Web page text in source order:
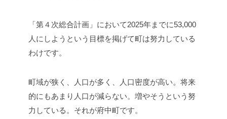
「第４次総合計画」において2025年までに53,000
人にしようという目標を掲げて町は努力している
わけです。
町域が狭く、人口が多く、人口密度が高い。将来
的にもあまり人口が減らない。増やそうという努
力している。それが府中町です。